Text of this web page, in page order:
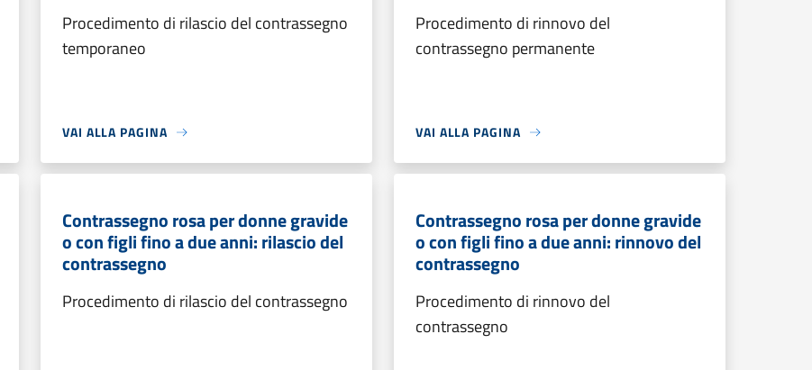
Procedimento di rilascio del contrassegno
temporaneo
VAI ALLA PAGINA
Procedimento di rinnovo del
contrassegno permanente
VAI ALLA PAGINA
Contrassegno rosa per donne gravide
o con figli fino a due anni: rilascio del
contrassegno
Procedimento di rilascio del contrassegno
Contrassegno rosa per donne gravide
o con figli fino a due anni: rinnovo del
contrassegno
Procedimento di rinnovo del
contrassegno